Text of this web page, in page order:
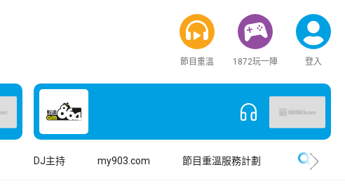
節目重溫 1872玩一陣 登入
DJ主持 my903.com 節目重溫服務計劃